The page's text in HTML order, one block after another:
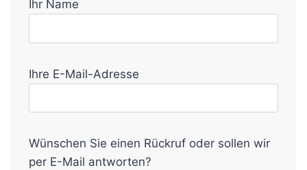
Ihr Name
Ihre E-Mail-Adresse
Wünschen Sie einen Rückruf oder sollen wir
per E-Mail antworten?